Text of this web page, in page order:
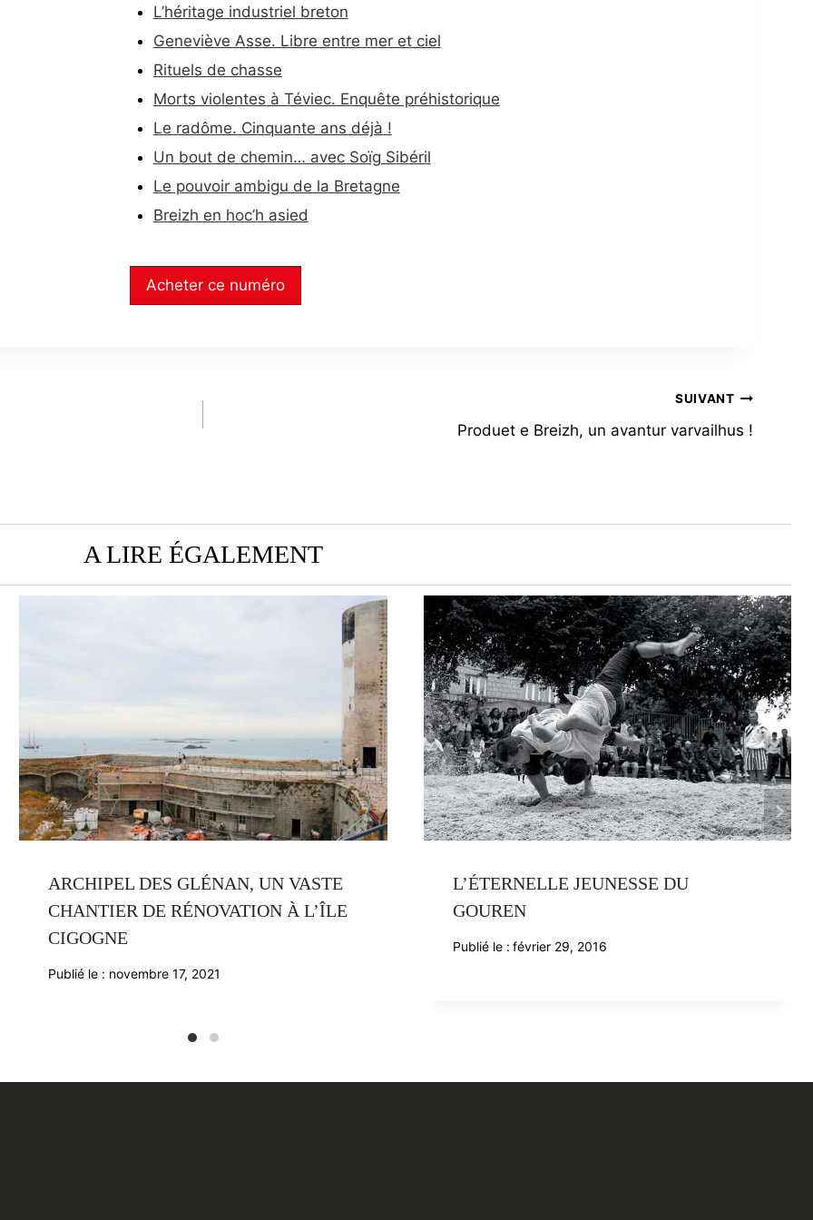
L’héritage industriel breton
Geneviève Asse. Libre entre mer et ciel
Rituels de chasse
Morts violentes à Téviec. Enquête préhistorique
Le radôme. Cinquante ans déjà !
Un bout de chemin… avec Soïg Sibéril
Le pouvoir ambigu de la Bretagne
Breizh en hoc’h asied
Acheter ce numéro
SUIVANT
Produet e Breizh, un avantur varvailhus !
A LIRE ÉGALEMENT
ARCHIPEL DES GLÉNAN, UN VASTE
CHANTIER DE RÉNOVATION À L’ÎLE
CIGOGNE
Publié le : novembre 17, 2021
L’ÉTERNELLE JEUNESSE DU
GOUREN
Publié le : février 29, 2016